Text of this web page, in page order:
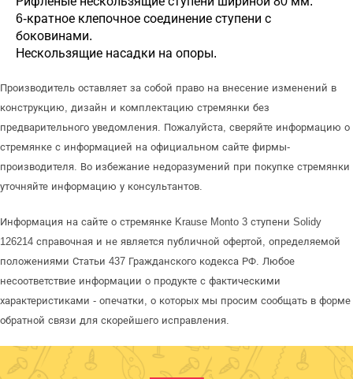
6-кратное клепочное соединение ступени с
боковинами.
Нескользящие насадки на опоры.
Производитель оставляет за собой право на внесение изменений в
конструкцию, дизайн и комплектацию стремянки без
предварительного уведомления. Пожалуйста, сверяйте информацию о
стремянке с информацией на официальном сайте фирмы-
производителя. Во избежание недоразумений при покупке стремянки
уточняйте информацию у консультантов.
Информация на сайте о стремянке Krause Monto 3 ступени Solidy
126214 справочная и не является публичной офертой, определяемой
положениями Статьи 437 Гражданского кодекса РФ. Любое
несоответствие информации о продукте с фактическими
характеристиками - опечатки, о которых мы просим сообщать в форме
обратной связи для скорейшего исправления.